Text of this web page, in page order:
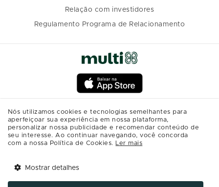
Relação com investidores
Regulamento Programa de Relacionamento
Nós utilizamos cookies e tecnologias semelhantes para
aperfeiçoar sua experiência em nossa plataforma,
personalizar nossa publicidade e recomendar conteúdo de
seu interesse. Ao continuar navegando, você concorda
com a nossa Política de Cookies. Ler mais
Mostrar detalhes